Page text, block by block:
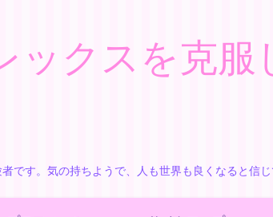
ックスを克
です。気の持ちようで、人も世界も良くなると信